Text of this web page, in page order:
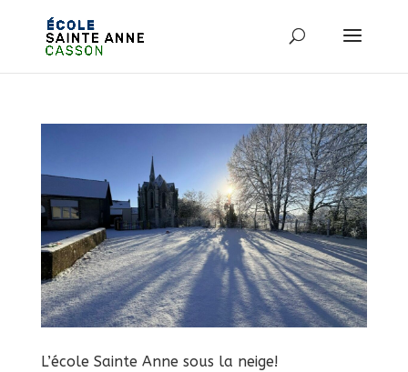
L’école Sainte Anne sous la neige!